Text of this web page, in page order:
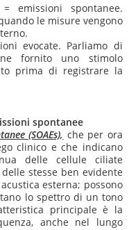
emissioni spontanee.
le misure vengono
evocate. Parliamo di
fornito uno stimolo
prima di registrare la
spontanee
(SOAEs), che per ora
clinico e che indicano
delle cellule ciliate
stesse ben evidente
esterna; possono
lo spettro di un tono
principale è la
anche nel lungo